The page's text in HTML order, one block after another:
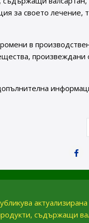
за своето лечение,
в
съдържащи